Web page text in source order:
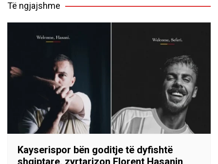
Të ngjajshme
Kayserispor bën goditje të dyfishtë
shqiptare, zyrtarizon Florent Hasanin